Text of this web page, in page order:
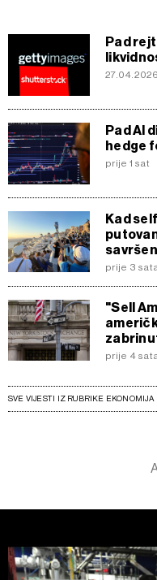
Pad
27.04.2026
Pad AI
hedge
prije 1 sat
Kad
prije 3 sata
"Sell
prije 4 sata
SVE VIJESTI IZ RUBRIKE EKONOMIJA